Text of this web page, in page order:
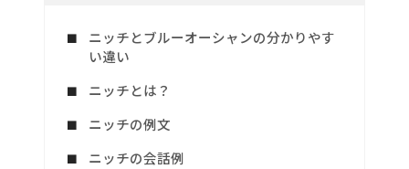
ニッチとブルーオーシャンの分かりやす
い違い
ニッチとは？
ニッチの例文
ニッチの会話例